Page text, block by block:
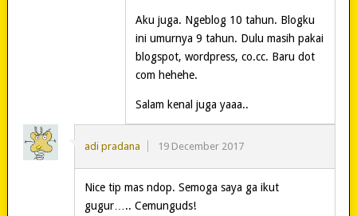
Aku juga. Ngeblog 10 tahun. Blogku
ini umurnya 9 tahun. Dulu masih pakai
blogspot, wordpress, co.cc. Baru dot
com hehehe.
Salam kenal juga yaaa..
adi pradana 19 December 2017
Nice tip mas ndop. Semoga saya ga ikut
gugur….. Cemunguds!